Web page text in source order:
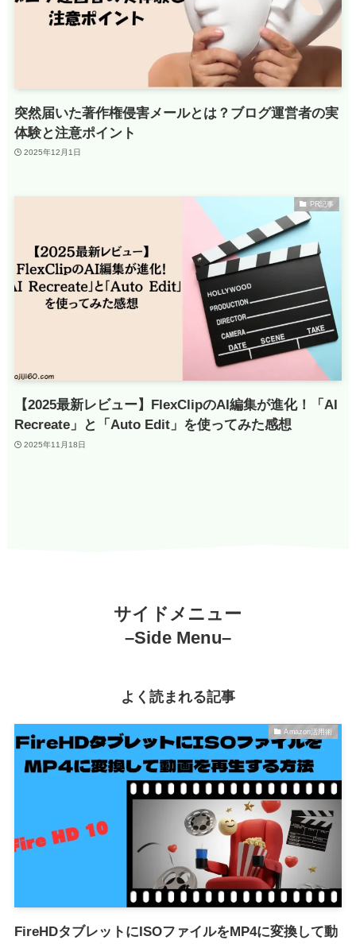
突然届いた著作権侵害メールとは？ブログ運営者の実
体験と注意ポイント
2025年12月1日
PR記事
【2025最新レビュー】FlexClipのAI編集が進化！「AI
Recreate」と「Auto Edit」を使ってみた感想
2025年11月18日
サイドメニュー
–Side Menu–
よく読まれる記事
Amazon活用術
FireHDタブレットにISOファイルをMP4に変換して動